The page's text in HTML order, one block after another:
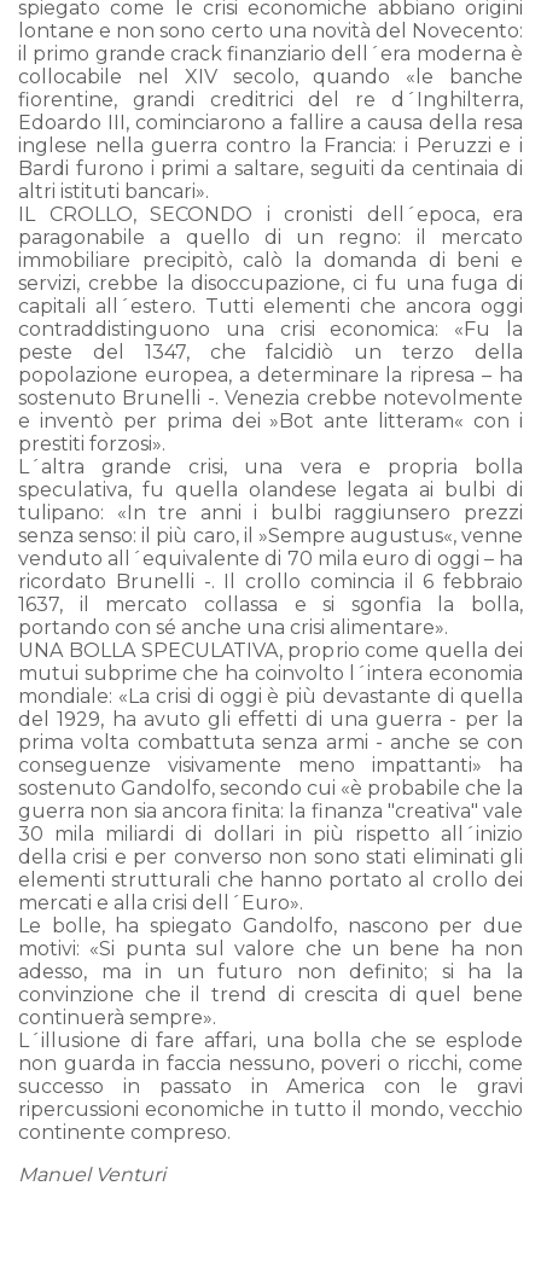
spiegato come le crisi economiche abbiano origini
lontane e non sono certo una novità del Novecento:
il primo grande crack finanziario dell´era moderna è
collocabile nel XIV secolo, quando «le banche
fiorentine, grandi creditrici del re d´Inghilterra,
Edoardo III, cominciarono a fallire a causa della resa
inglese nella guerra contro la Francia: i Peruzzi e i
Bardi furono i primi a saltare, seguiti da centinaia di
altri istituti bancari».
IL CROLLO, SECONDO i cronisti dell´epoca, era
paragonabile a quello di un regno: il mercato
immobiliare precipitò, calò la domanda di beni e
servizi, crebbe la disoccupazione, ci fu una fuga di
capitali all´estero. Tutti elementi che ancora oggi
contraddistinguono una crisi economica: «Fu la
peste del 1347, che falcidiò un terzo della
popolazione europea, a determinare la ripresa – ha
sostenuto Brunelli -. Venezia crebbe notevolmente
e inventò per prima dei »Bot ante litteram« con i
prestiti forzosi».
L´altra grande crisi, una vera e propria bolla
speculativa, fu quella olandese legata ai bulbi di
tulipano: «In tre anni i bulbi raggiunsero prezzi
senza senso: il più caro, il »Sempre augustus«, venne
venduto all´equivalente di 70 mila euro di oggi – ha
ricordato Brunelli -. Il crollo comincia il 6 febbraio
1637, il mercato collassa e si sgonfia la bolla,
portando con sé anche una crisi alimentare».
UNA BOLLA SPECULATIVA, proprio come quella dei
mutui subprime che ha coinvolto l´intera economia
mondiale: «La crisi di oggi è più devastante di quella
del 1929, ha avuto gli effetti di una guerra - per la
prima volta combattuta senza armi - anche se con
conseguenze visivamente meno impattanti» ha
sostenuto Gandolfo, secondo cui «è probabile che la
guerra non sia ancora finita: la finanza "creativa" vale
30 mila miliardi di dollari in più rispetto all´inizio
della crisi e per converso non sono stati eliminati gli
elementi strutturali che hanno portato al crollo dei
mercati e alla crisi dell´Euro».
Le bolle, ha spiegato Gandolfo, nascono per due
motivi: «Si punta sul valore che un bene ha non
adesso, ma in un futuro non definito; si ha la
convinzione che il trend di crescita di quel bene
continuerà sempre».
L´illusione di fare affari, una bolla che se esplode
non guarda in faccia nessuno, poveri o ricchi, come
successo in passato in America con le gravi
ripercussioni economiche in tutto il mondo, vecchio
continente compreso.
Manuel Venturi